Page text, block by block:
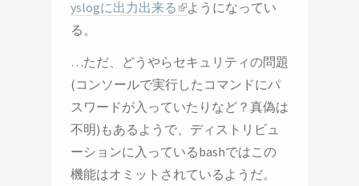
yslogに出力出来る
ようになってい
る。
…ただ、どうやらセキュリティの問題
(コンソールで実行したコマンドにパ
スワードが入っていたりなど？真偽は
不明)もあるようで、ディストリビュ
ーションに入っているbashではこの
機能はオミットされているようだ。